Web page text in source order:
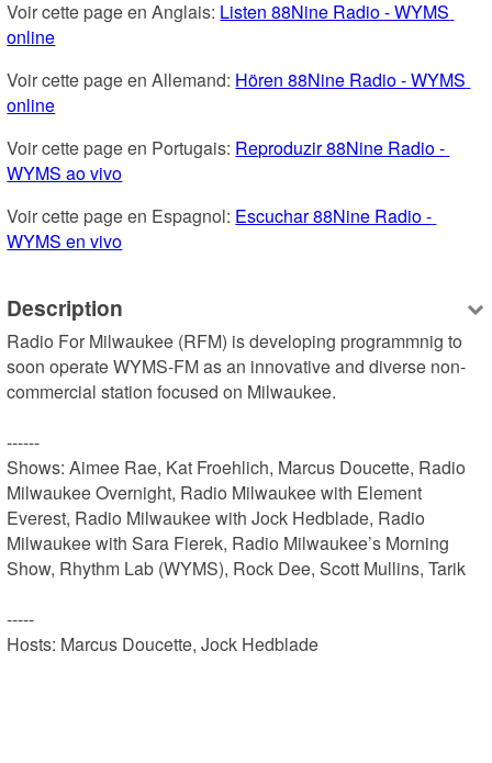
Voir cette page en Anglais: Listen 88Nine Radio - WYMS
online
Voir cette page en Allemand: Hören 88Nine Radio - WYMS
online
Voir cette page en Portugais: Reproduzir 88Nine Radio -
WYMS ao vivo
Voir cette page en Espagnol: Escuchar 88Nine Radio -
WYMS en vivo
Description
Radio For Milwaukee (RFM) is developing programmnig to
soon operate WYMS-FM as an innovative and diverse non-
commercial station focused on Milwaukee.
------
Shows: Aimee Rae, Kat Froehlich, Marcus Doucette, Radio
Milwaukee Overnight, Radio Milwaukee with Element
Everest, Radio Milwaukee with Jock Hedblade, Radio
Milwaukee with Sara Fierek, Radio Milwaukee’s Morning
Show, Rhythm Lab (WYMS), Rock Dee, Scott Mullins, Tarik
-----
Hosts: Marcus Doucette, Jock Hedblade